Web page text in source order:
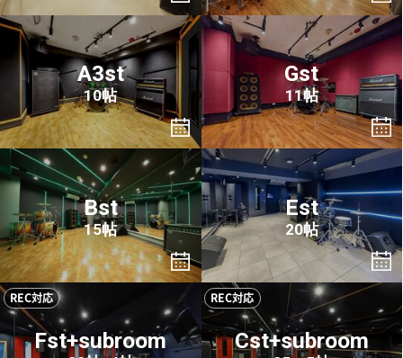
A3st
10帖
Gst
11帖
Bst
15帖
Est
20帖
REC対応
Fst+subroom
REC対応
Cst+subroom